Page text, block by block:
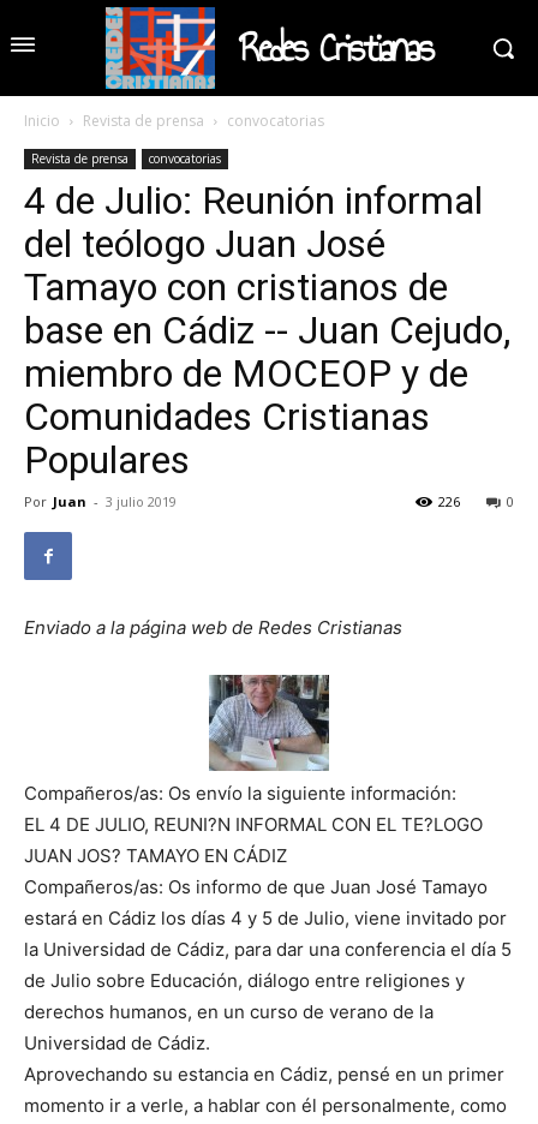
Redes Cristianas
Inicio Revista de prensa convocatorias
Revista de prensa convocatorias
4 de Julio: Reunión informal
del teólogo Juan José
Tamayo con cristianos de
base en Cádiz -- Juan Cejudo,
miembro de MOCEOP y de
Comunidades Cristianas
Populares
Por Juan - 3 julio 2019 0
226
Enviado a la página web de Redes Cristianas
Compañeros/as: Os envío la siguiente información:
EL 4 DE JULIO, REUNI?N INFORMAL CON EL TE?LOGO
JUAN JOS? TAMAYO EN CÁDIZ
Compañeros/as: Os informo de que Juan José Tamayo
estará en Cádiz los días 4 y 5 de Julio, viene invitado por
la Universidad de Cádiz, para dar una conferencia el día 5
de Julio sobre Educación, diálogo entre religiones y
derechos humanos, en un curso de verano de la
Universidad de Cádiz.
Aprovechando su estancia en Cádiz, pensé en un primer
momento ir a verle, a hablar con él personalmente, como